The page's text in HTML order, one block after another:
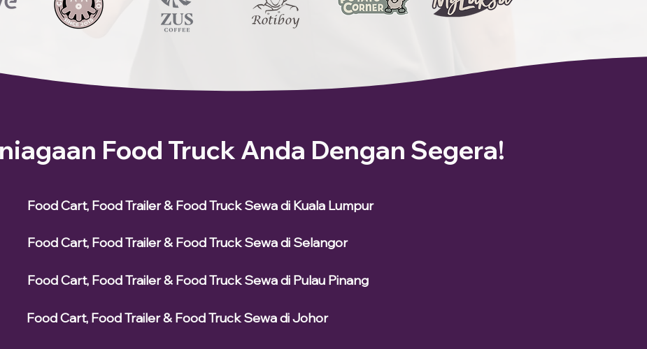
Food Truck Anda Dengan Segera!
Food Cart, Food Trailer & Food Truck Sewa di Kuala Lumpur
Food Cart, Food Trailer & Food Truck Sewa di Selangor
Food Cart, Food Trailer & Food Truck Sewa di Pulau Pinang
Food Cart, Food Trailer & Food Truck Sewa di Johor